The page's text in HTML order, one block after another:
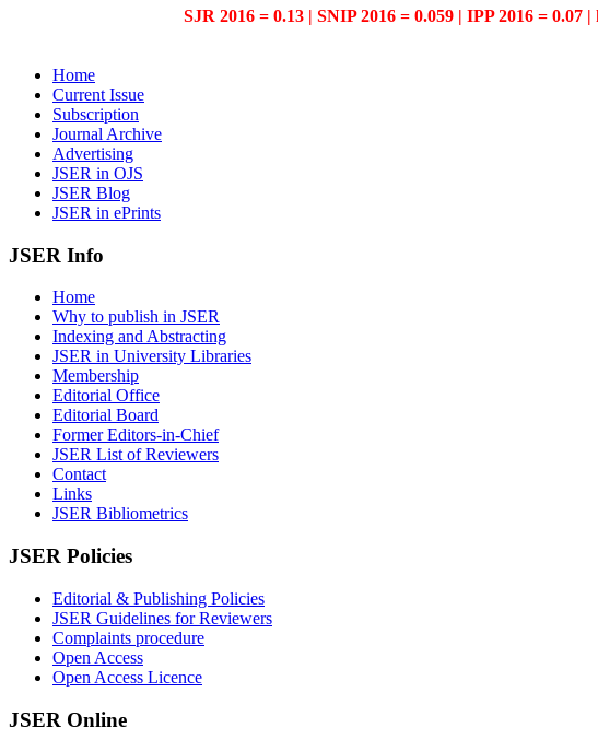
SJR 2016 = 0.13 | SNIP 2016 = 0.059 | IPP 2016 = 0.07
Home
Current Issue
Subscription
Journal Archive
Advertising
JSER in OJS
JSER Blog
JSER in ePrints
JSER Info
Home
Why to publish in JSER
Indexing and Abstracting
JSER in University Libraries
Membership
Editorial Office
Editorial Board
Former Editors-in-Chief
JSER List of Reviewers
Contact
Links
JSER Bibliometrics
JSER Policies
Editorial & Publishing Policies
JSER Guidelines for Reviewers
Complaints procedure
Open Access
Open Access Licence
JSER Online